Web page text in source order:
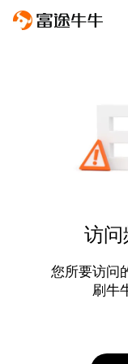
访问
您所要访问
刷牛